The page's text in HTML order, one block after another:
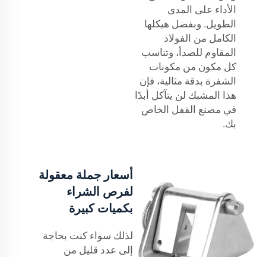
الأداء على المدى
الطويل. وبفضل هيكلها
الكامل من الفولاذ
المقاوم للصدأ، وتناسب
كل مكون من مكونات
الشفرة بدقة مثالية، فإن
هذا المشبك لن يتآكل أبدًا
في مصنع القفل الخاص
بك.
أسعار جملة معقولة
لفرص الشراء
بكميات كبيرة
لذلك سواء كنت بحاجة
إلى عدد قليل من